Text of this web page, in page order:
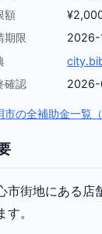
額
期限
2026-
確認
市の全補助金一覧
市街地にある店
す。